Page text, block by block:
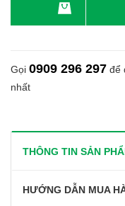
Gọi 0909 296 297 để
nhất
THÔNG TIN SẢN
HƯỚNG DẪN MUA